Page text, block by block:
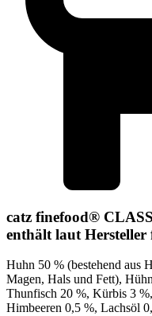
catz finefood®
enthält laut Hersteller
Huhn 50 % (bestehend aus
Magen, Hals und Fett),
Thunfisch 20 %, Kürbis 3
Himbeeren 0,5 %, Lachsöl